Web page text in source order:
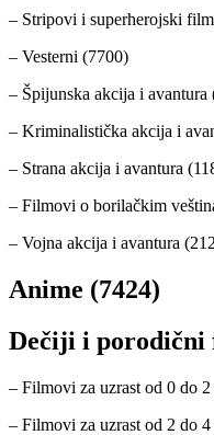
– Stripovi i superherojski
– Vesterni (7700)
– Špijunska akcija i avantura
– Kriminalistička akcija i
– Strana akcija i avantura
– Filmovi o borilačkim
– Vojna akcija i avantura
Anime (7424)
Dečiji i porodični
– Filmovi za uzrast od 0 do
– Filmovi za uzrast od 2 do